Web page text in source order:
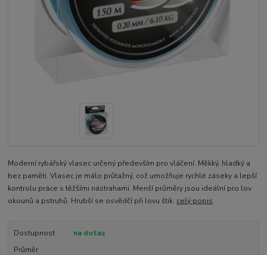
Moderní rybářský vlasec určený především pro vláčení. Měkký, hladký a
bez paměti. Vlasec je málo průtažný, což umožňuje rychlé záseky a lepší
kontrolu práce s těžšími nástrahami. Menší průměry jsou ideální pro lov
okounů a pstruhů. Hrubší se osvědčí při lovu štik. celý popis
Dostupnost
na dotaz
Průměr